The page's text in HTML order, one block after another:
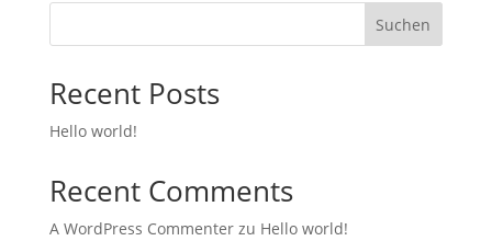
Suchen
Recent Posts
Hello world!
Recent Comments
A WordPress Commenterzu Hello world!